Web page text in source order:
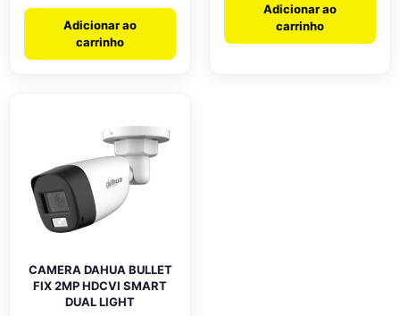
Adicionar ao
carrinho
Adicionar ao
carrinho
CAMERA DAHUA BULLET
FIX 2MP HDCVI SMART
DUAL LIGHT